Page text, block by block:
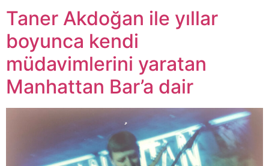
Taner Akdoğan ile yıllar
boyunca kendi
müdavimlerini yaratan
Manhattan Bar’a dair